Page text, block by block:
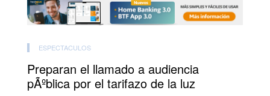
ESPECTACULOS
Preparan el llamado a audiencia
pÃºblica por el tarifazo de la luz